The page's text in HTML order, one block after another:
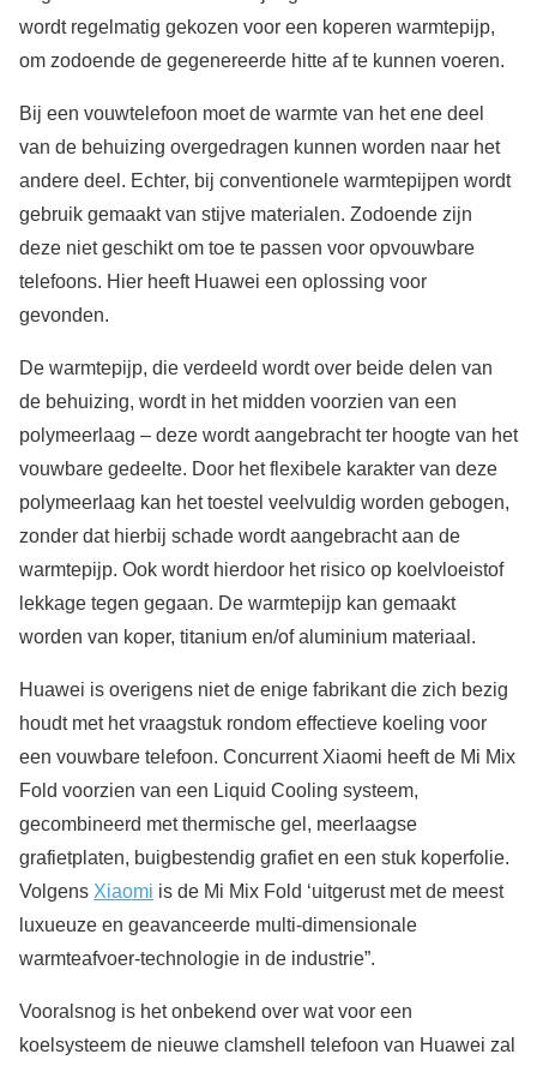
wordt regelmatig gekozen voor een koperen warmtepijp,
om zodoende de gegenereerde hitte af te kunnen voeren.
Bij een vouwtelefoon moet de warmte van het ene deel
van de behuizing overgedragen kunnen worden naar het
andere deel. Echter, bij conventionele warmtepijpen wordt
gebruik gemaakt van stijve materialen. Zodoende zijn
deze niet geschikt om toe te passen voor opvouwbare
telefoons. Hier heeft Huawei een oplossing voor
gevonden.
De warmtepijp, die verdeeld wordt over beide delen van
de behuizing, wordt in het midden voorzien van een
polymeerlaag – deze wordt aangebracht ter hoogte van het
vouwbare gedeelte. Door het flexibele karakter van deze
polymeerlaag kan het toestel veelvuldig worden gebogen,
zonder dat hierbij schade wordt aangebracht aan de
warmtepijp. Ook wordt hierdoor het risico op koelvloeistof
lekkage tegen gegaan. De warmtepijp kan gemaakt
worden van koper, titanium en/of aluminium materiaal.
Huawei is overigens niet de enige fabrikant die zich bezig
houdt met het vraagstuk rondom effectieve koeling voor
een vouwbare telefoon. Concurrent Xiaomi heeft de Mi Mix
Fold voorzien van een Liquid Cooling systeem,
gecombineerd met thermische gel, meerlaagse
grafietplaten, buigbestendig grafiet en een stuk koperfolie.
Volgens Xiaomi is de Mi Mix Fold ‘uitgerust met de meest
luxueuze en geavanceerde multi-dimensionale
warmteafvoer-technologie in de industrie”.
Vooralsnog is het onbekend over wat voor een
koelsysteem de nieuwe clamshell telefoon van Huawei zal